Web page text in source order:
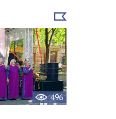
Выбрать
новость
496